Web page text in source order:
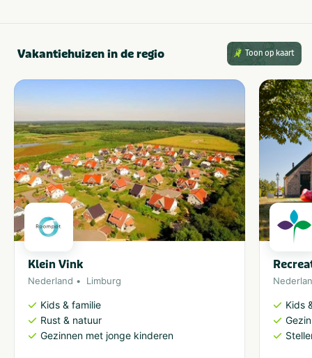
Vakantiehuizen in de regio Toon op kaart
Klein Vink
Nederland Limburg
Kids & familie
Rust & natuur
Gezinnen met jonge kinderen
Kids